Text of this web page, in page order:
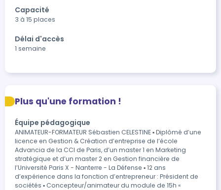
Capacité
3 à 15 places
Délai d'accès
1 semaine
Plus qu'une formation !
Équipe pédagogique
ANIMATEUR-FORMATEUR Sébastien CELESTINE ▪ Diplômé d’une
licence en Gestion & Création d’entreprise de l’école
Advancia de la CCI de Paris, d’un master 1 en Marketing
stratégique et d’un master 2 en Gestion financière de
l’Université Paris X - Nanterre - La Défense ▪ 12 ans
d’expérience dans la fonction d’entrepreneur : Président de
sociétés ▪ Concepteur/animateur du module de 15h «